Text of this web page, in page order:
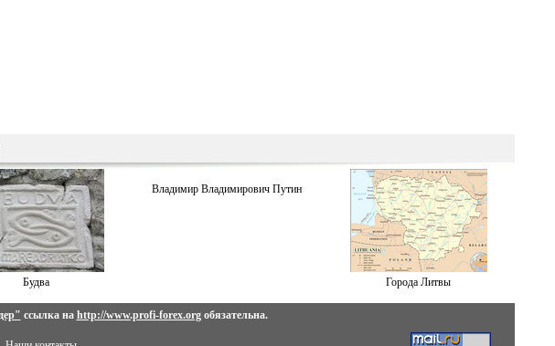
Будва
Владимир Владимирович Путин
Города Литвы
ссылка на http://www.profi-forex.orgобязательна.